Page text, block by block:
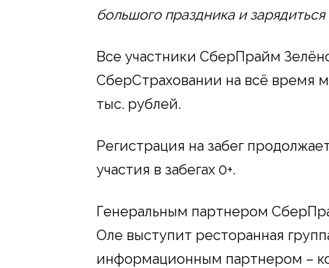
большого праздника и
Все участники СберПрайм
СберСтраховании на всё время
тыс. рублей.
Регистрация на забег
участия в забегах 0+.
Генеральным партнером
Оле выступит ресторанная
информационным партнером –